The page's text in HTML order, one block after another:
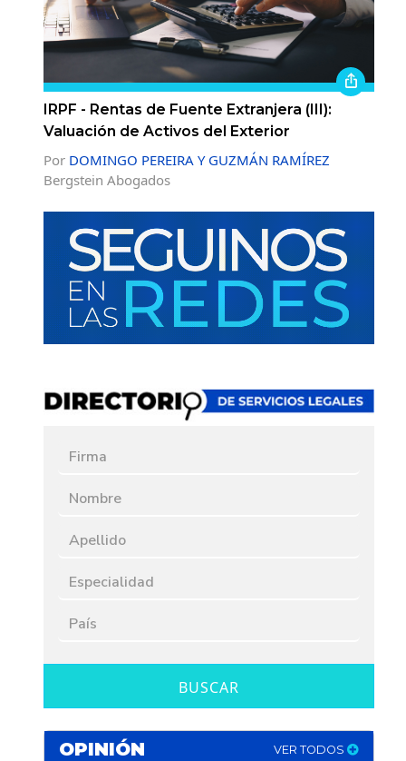
IRPF - Rentas de Fuente Extranjera (III):
Valuación de Activos del Exterior
Por DOMINGO PEREIRA Y GUZMÁN RAMÍREZ
Bergstein Abogados
BUSCAR
OPINIÓN VER TODOS